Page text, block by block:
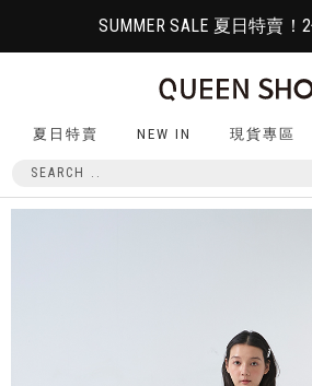
SUMMER SALE 夏日特賣！
夏日特賣 NEW IN 現貨專區